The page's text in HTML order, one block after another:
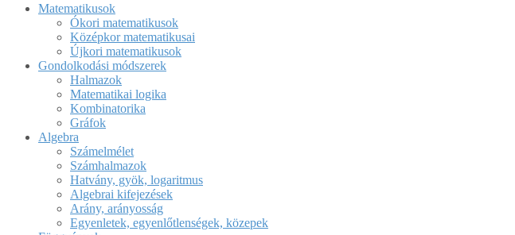
Matematikusok
Ókori matematikusok
Középkor matematikusai
Újkori matematikusok
Gondolkodási módszerek
Halmazok
Matematikai logika
Kombinatorika
Gráfok
Algebra
Számelmélet
Számhalmazok
Hatvány, gyök, logaritmus
Algebrai kifejezések
Arány, arányosság
Egyenletek, egyenlőtlenségek, közepek